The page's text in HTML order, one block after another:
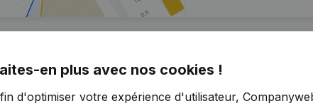
en plus avec nos cookies !
d'optimiser votre expérience d'utilisateur,